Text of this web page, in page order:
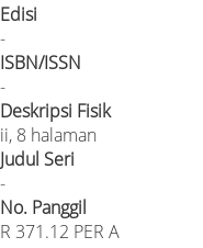
Edisi
-
ISBN/ISSN
-
Deskripsi Fisik
ii, 8 halaman
Judul Seri
-
No. Panggil
R 371.12 PER A